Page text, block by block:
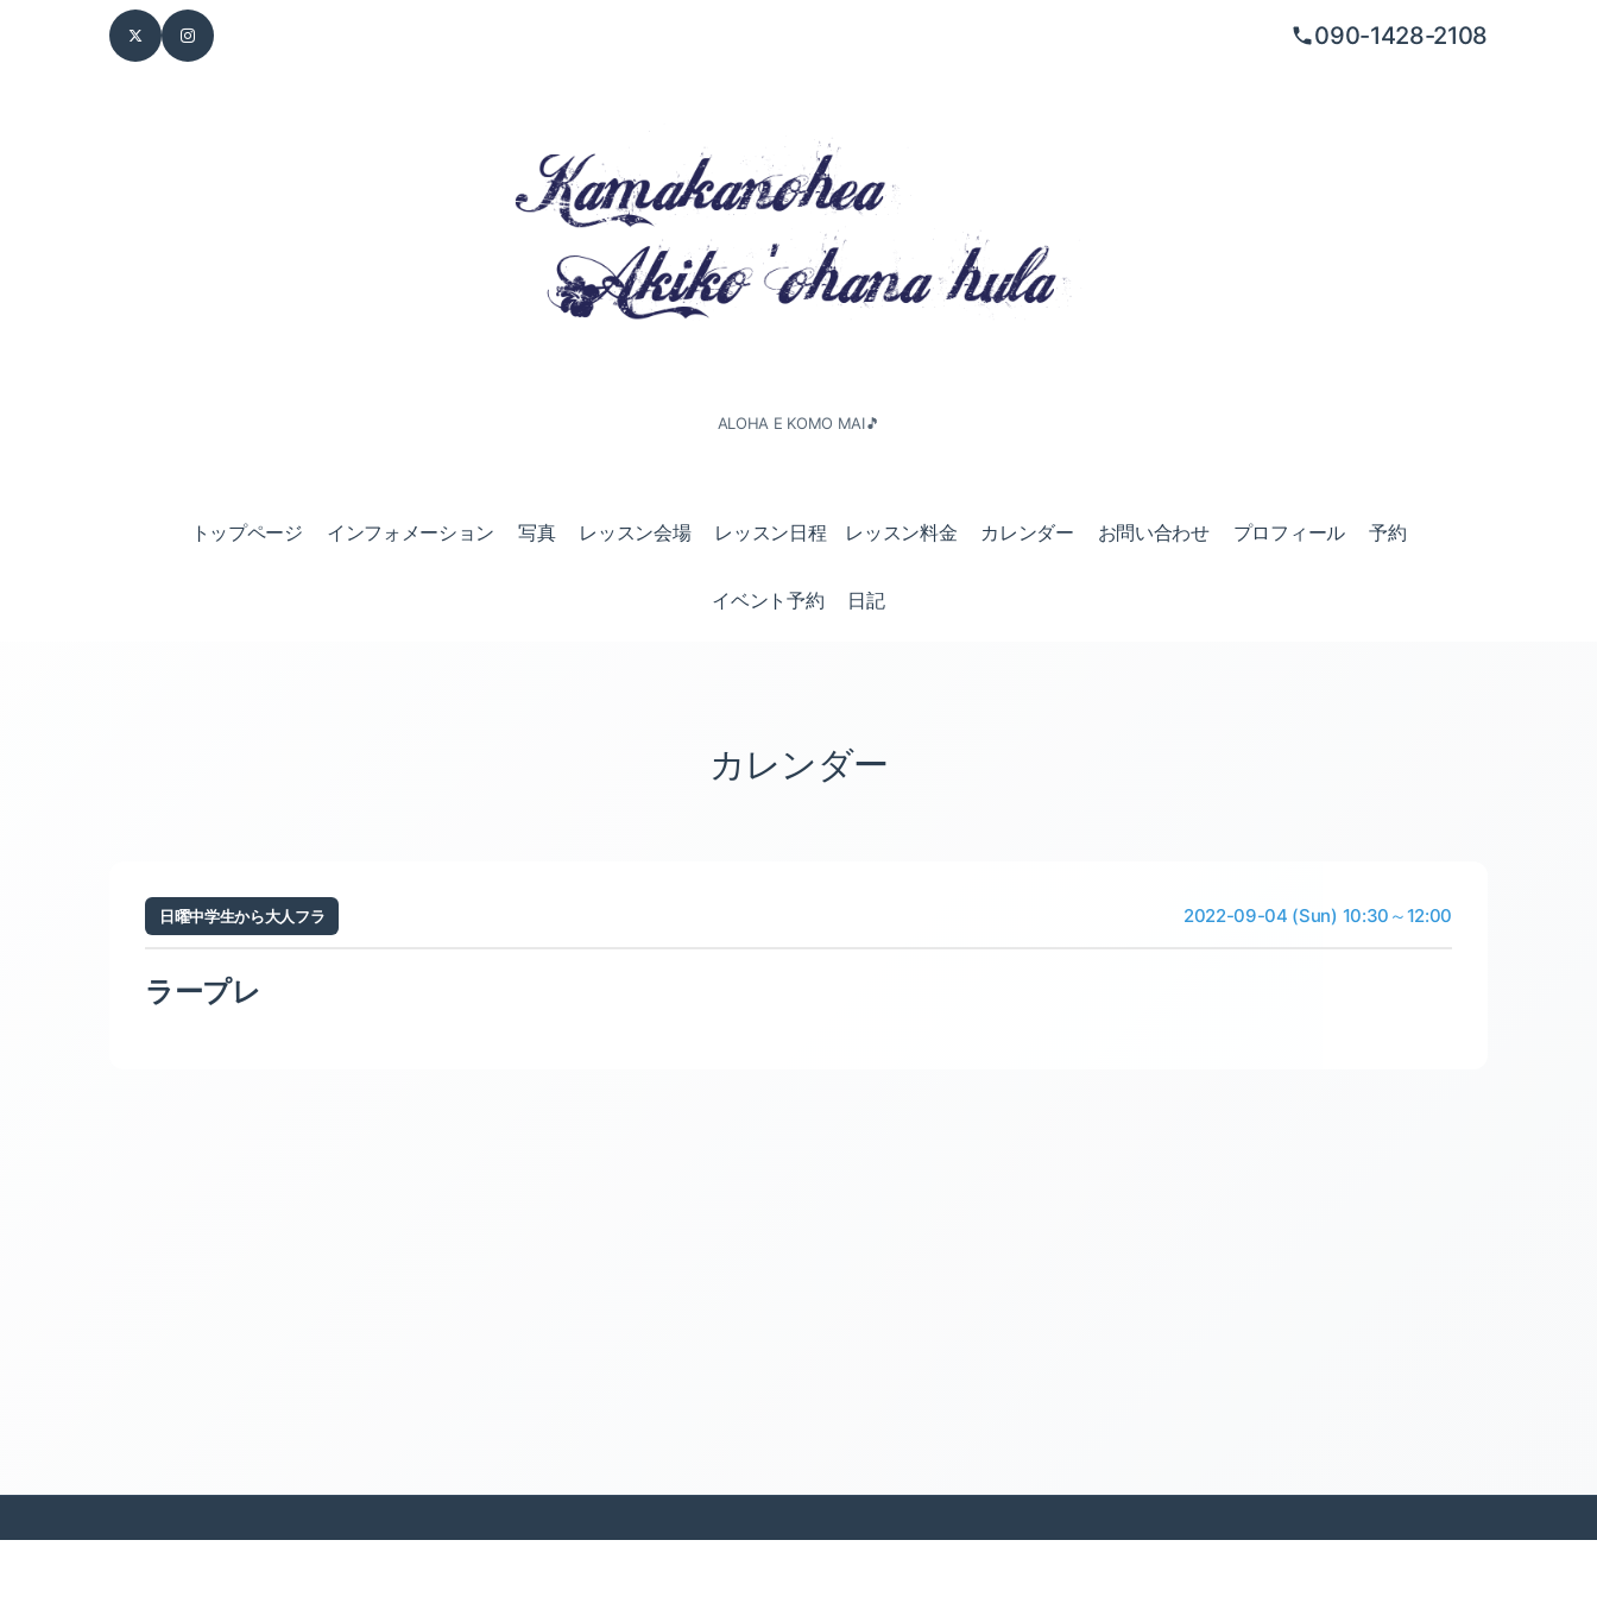
090-1428-2108
ALOHA E KOMO MAI🎵
トップページ インフォメーション 写真 レッスン会場 レッスン日程 レッスン料金 カレンダー お問い合わせ プロフィール 予約
イベント予約 日記
カレンダー
日曜中学生から大人フラ 2022-09-04 (Sun) 10:30～12:00
ラープレ